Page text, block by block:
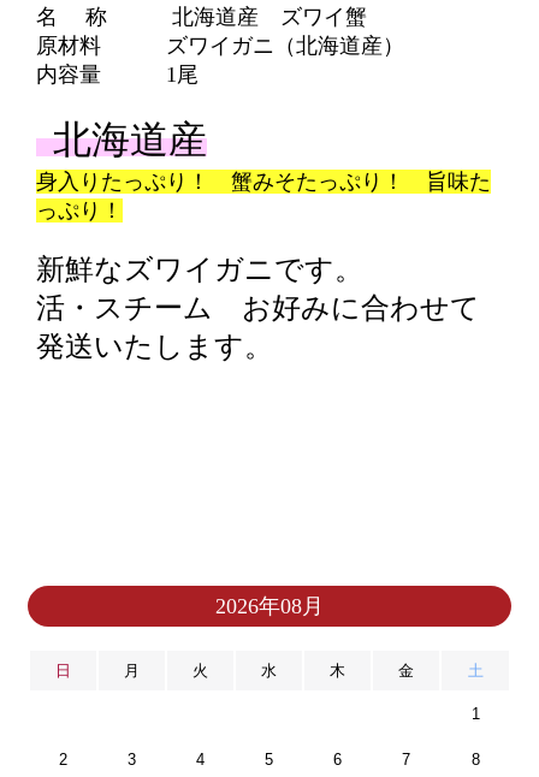
名 称 北海道産 ズワイ蟹
原材料 ズワイガニ（北海道産）
内容量 1尾
北海道産
身入りたっぷり！ 蟹みそたっぷり！ 旨味た
っぷり！
新鮮なズワイガニです。
活・スチーム お好みに合わせて
発送いたします。
2026年08月
日 月 火 水 木 金 土
1
2 3 4 5 6 7 8